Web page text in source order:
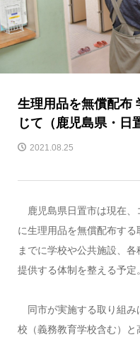
生理用品を無償配布
じて（鹿児島県・日
2021.08.25
鹿児島県日置市は現在、
に生理用品を無償配布す
までに学校や公共施設、
提供する体制を整える予定。
同市が実施する取り組
校（義務教育学校含む）